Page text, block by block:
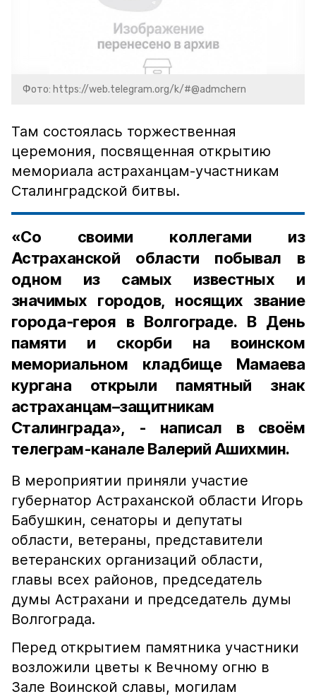
Фото: https://web.telegram.org/k/#@admchern
Там состоялась торжественная
церемония, посвященная открытию
мемориала астраханцам-участникам
Сталинградской битвы.
«Со своими коллегами из
Астраханской области побывал в
одном из самых известных и
значимых городов, носящих звание
города‑героя в Волгограде. В День
памяти и скорби на воинском
мемориальном кладбище Мамаева
кургана открыли памятный знак
астраханцам–защитникам
Сталинграда», - написал в своём
телеграм-канале Валерий Ашихмин.
В мероприятии приняли участие
губернатор Астраханской области Игорь
Бабушкин, сенаторы и депутаты
области, ветераны, представители
ветеранских организаций области,
главы всех районов, председатель
думы Астрахани и председатель думы
Волгограда.
Перед открытием памятника участники
возложили цветы к Вечному огню в
Зале Воинской славы, могилам